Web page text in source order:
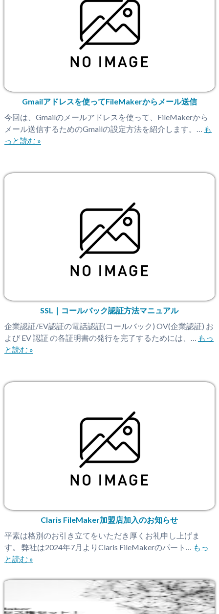
Gmailアドレスを使ってFileMakerからメール送信
今回は、Gmailのメールアドレスを使って、FileMakerから
メール送信するためのGmailの設定方法を紹介します。… も
っと読む »
SSL｜コールバック認証方法マニュアル
企業認証/EV認証の電話認証(コールバック) OV(企業認証) お
よび EV 認証 の各証明書の発行を完了するためには、… もっ
と読む »
Claris FileMaker加盟店加入のお知らせ
平素は格別のお引き立てをいただき厚くお礼申し上げま
す。 弊社は2024年7月よりClaris FileMakerのパート…
もっ
と読む »